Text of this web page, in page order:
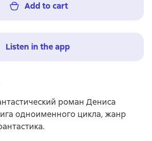
Add to cart
Listen in the app
роман Дениса
одноименного цикла, жанр